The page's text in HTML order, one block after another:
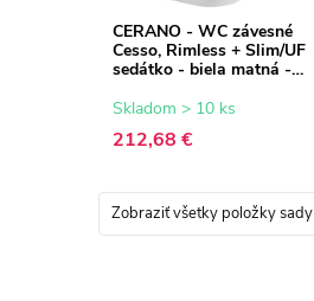
CERANO - WC závesné
Cesso, Rimless + Slim/UF
sedátko - biela matná -
Skladom > 10 ks
212,68 €
Zobraziť všetky položky sady